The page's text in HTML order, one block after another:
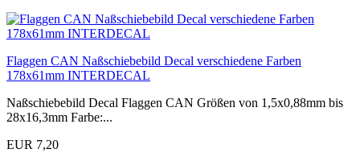
Flaggen CAN Naßschiebebild Decal verschiedene Farben
178x61mm INTERDECAL
Naßschiebebild Decal Flaggen CAN Größen von 1,5x0,88mm bis
28x16,3mm Farbe:...
EUR 7,20